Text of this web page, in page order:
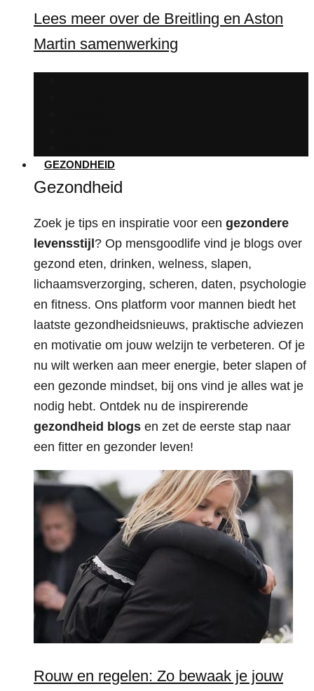
Lees meer over de Breitling en Aston
Martin samenwerking
GEZONDHEID
Gezondheid
Zoek je tips en inspiratie voor een gezondere
levensstijl ? Op mensgoodlife vind je blogs over
gezond eten, drinken, welness, slapen,
lichaamsverzorging, scheren, daten, psychologie
en fitness. Ons platform voor mannen biedt het
laatste gezondheidsnieuws, praktische adviezen
en motivatie om jouw welzijn te verbeteren. Of je
nu wilt werken aan meer energie, beter slapen of
een gezonde mindset, bij ons vind je alles wat je
nodig hebt. Ontdek nu de inspirerende
gezondheid blogs en zet de eerste stap naar
een fitter en gezonder leven!
Rouw en regelen: Zo bewaak je jouw